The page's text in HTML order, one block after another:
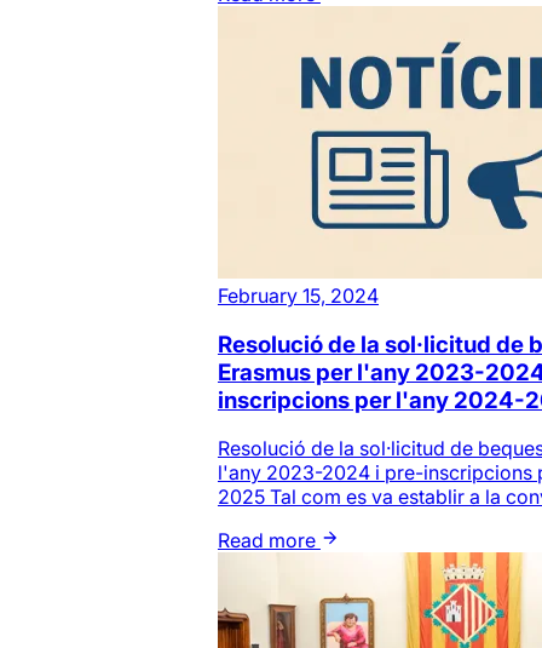
February 15, 2024
Resolució de la sol·licitud de
Erasmus per l'any 2023-
inscripcions per l'any 2024-
Resolució de la sol·licitud de
l'any 2023-2024 i pre-inscripcions
2025 Tal com es va establir a la
Read more